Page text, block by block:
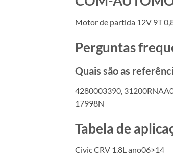
Motor de partida 12V 9T
Perguntas
Quais são as
4280003390,
17998N
Tabela de
Civic CRV 1.8L ano06>14